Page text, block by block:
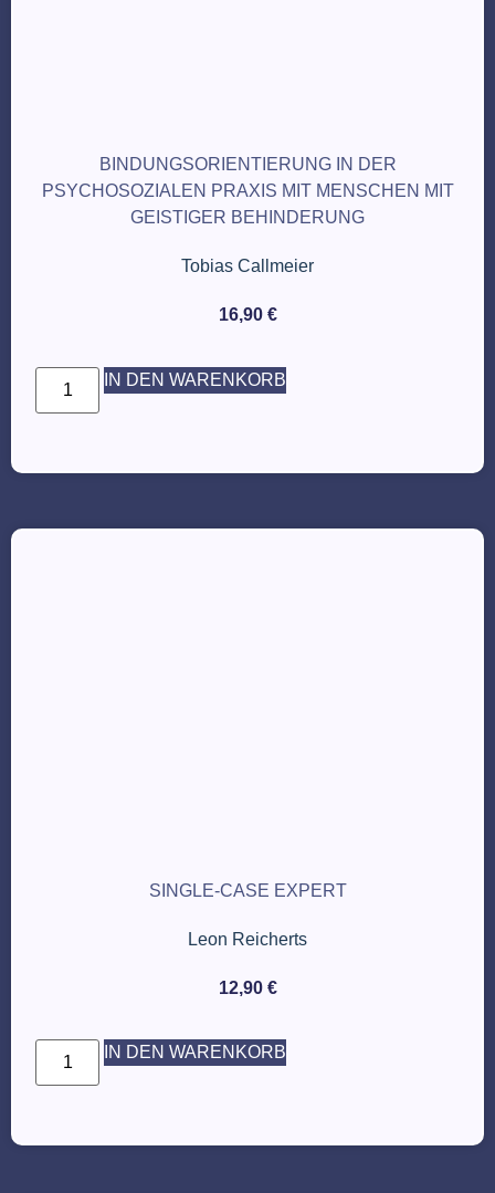
BINDUNGSORIENTIERUNG IN DER
PSYCHOSOZIALEN PRAXIS MIT MENSCHEN MIT
GEISTIGER BEHINDERUNG
Tobias Callmeier
16,90 €
IN DEN WARENKORB
SINGLE-CASE EXPERT
Leon Reicherts
12,90 €
IN DEN WARENKORB